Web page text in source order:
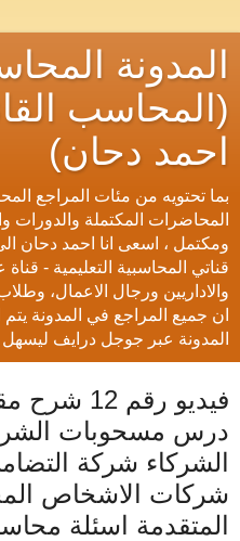
المدونة
(المحاسب
احمد دحان)
بما تحتويه من مئات المراجع
المحاضرات المكتملة والدورات
ومكتمل ، اسعى انا احمد دحان
قناتي المحاسبية التعليمية -
والاداريين ورجال الاعمال،
ان جميع المراجع في المدونة يتم
المدونة عبر جوجل درايف ليسهل
فيديو
درس مسحوبات
الشركاء شركة
شركات الاشخاص
المتقدمة اسئلة